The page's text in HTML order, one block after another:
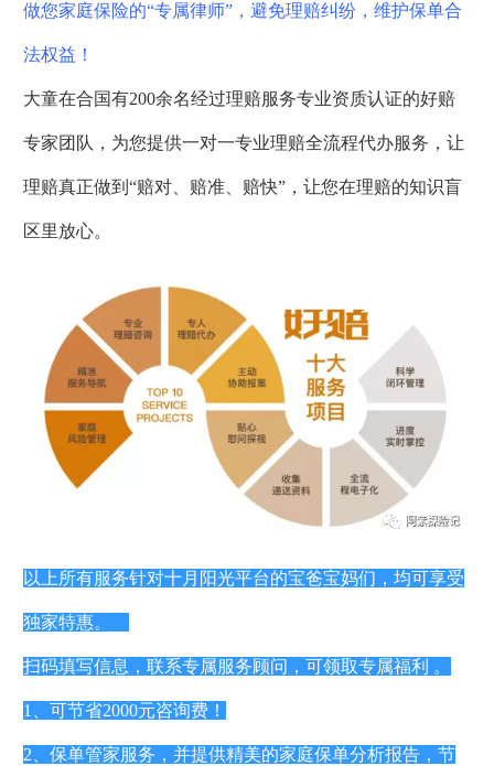
做您家庭保险的“专属律师”，避免理赔纠纷，维护保单合
法权益！
大童在合国有200余名经过理赔服务专业资质认证的好赔
专家团队，为您提供一对一专业理赔全流程代办服务，让
理赔真正做到“赔对、赔准、赔快”，让您在理赔的知识盲
区里放心。
以上所有服务针对十月阳光平台的宝爸宝妈们，均可享受
独家特惠。
扫码填写信息，联系专属服务顾问，可领取专属福利 。
1、可节省2000元咨询费！
2、保单管家服务，并提供精美的家庭保单分析报告，节